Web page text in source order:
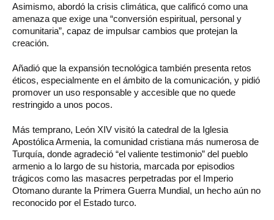
Asimismo, abordó la crisis climática, que calificó como una
amenaza que exige una “conversión espiritual, personal y
comunitaria”, capaz de impulsar cambios que protejan la
creación.
Añadió que la expansión tecnológica también presenta retos
éticos, especialmente en el ámbito de la comunicación, y pidió
promover un uso responsable y accesible que no quede
restringido a unos pocos.
Más temprano, León XIV visitó la catedral de la Iglesia
Apostólica Armenia, la comunidad cristiana más numerosa de
Turquía, donde agradeció “el valiente testimonio” del pueblo
armenio a lo largo de su historia, marcada por episodios
trágicos como las masacres perpetradas por el Imperio
Otomano durante la Primera Guerra Mundial, un hecho aún no
reconocido por el Estado turco.